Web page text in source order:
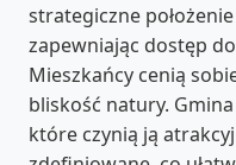
strategiczne
zapewniając dostęp
Mieszkańcy cenią
bliskość natury.
które czynią ją